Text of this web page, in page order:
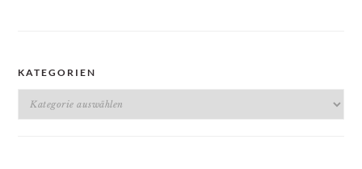
KATEGORIEN
Kategorien